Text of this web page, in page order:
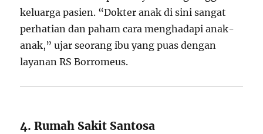
keluarga pasien. “Dokter anak di sini sangat
perhatian dan paham cara menghadapi anak-
anak,” ujar seorang ibu yang puas dengan
layanan RS Borromeus.
4. Rumah Sakit Santosa